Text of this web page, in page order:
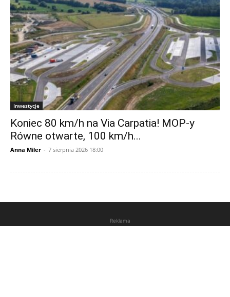
Inwestycje
Koniec 80 km/h na Via Carpatia! MOP-y
Równe otwarte, 100 km/h...
Anna Miler - 7 sierpnia 2026 18:00
Reklama